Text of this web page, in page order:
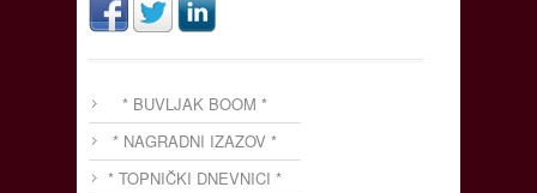
* BUVLJAK BOOM *
* NAGRADNI IZAZOV *
* TOPNIČKI DNEVNICI *